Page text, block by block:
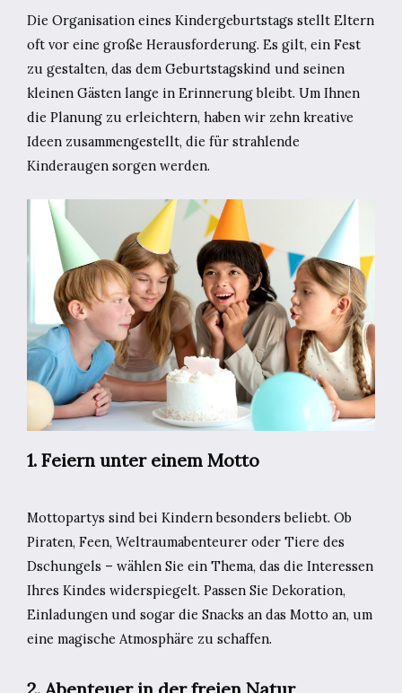
Die Organisation eines Kindergeburtstags stellt Eltern
oft vor eine große Herausforderung. Es gilt, ein Fest
zu gestalten, das dem Geburtstagskind und seinen
kleinen Gästen lange in Erinnerung bleibt. Um Ihnen
die Planung zu erleichtern, haben wir zehn kreative
Ideen zusammengestellt, die für strahlende
Kinderaugen sorgen werden.
1. Feiern unter einem Motto
Mottopartys sind bei Kindern besonders beliebt. Ob
Piraten, Feen, Weltraumabenteurer oder Tiere des
Dschungels – wählen Sie ein Thema, das die Interessen
Ihres Kindes widerspiegelt. Passen Sie Dekoration,
Einladungen und sogar die Snacks an das Motto an, um
eine magische Atmosphäre zu schaffen.